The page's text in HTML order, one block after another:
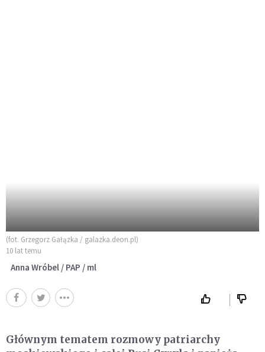
(fot. Grzegorz Gałązka / galazka.deon.pl)
10 lat temu
Anna Wróbel / PAP / ml
Głównym tematem rozmowy patriarchy